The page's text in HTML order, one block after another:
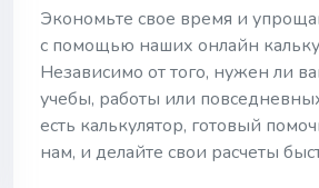
Экономьте свое время и
с помощью наших онлайн
Независимо от того, нужен ли
учебы, работы или
есть калькулятор, готовый
нам, и делайте свои расчеты